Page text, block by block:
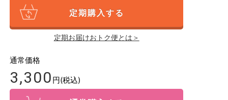
定期購入する
定期お届けおトク便とは＞
通常価格
3,300 円(税込)